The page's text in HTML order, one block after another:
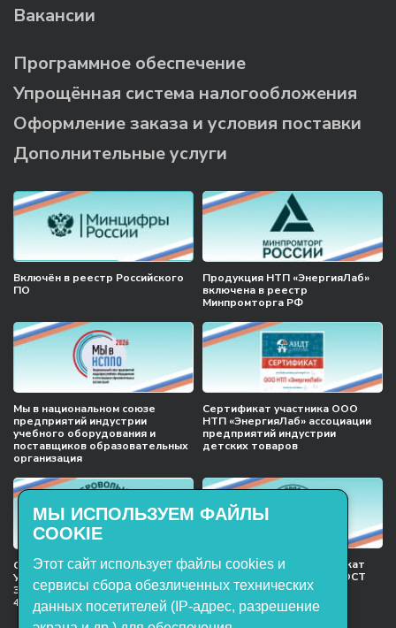
Вакансии
Программное обеспечение
Упрощённая система налогообложения
Оформление заказа и условия поставки
Дополнительные услуги
Включён в реестр Российского
ПО
Продукция НТП «ЭнергияЛаб»
включена в реестр
Минпромторга РФ
Мы в национальном союзе
предприятий индустрии
учебного оборудования и
поставщиков образовательных
организация
Сертификат участника ООО
НТП «ЭнергияЛаб» ассоциации
предприятий индустрии
детских товаров
Сертификат соответствия
Учебное оборудование, марки
ЭнергияЛаб ТУ 32.99.53–001–
47627947–2021 Серийный выпуск
Международный сертификат
менеджмента качества ГОСТ
ISO 9001:2015
МЫ ИСПОЛЬЗУЕМ ФАЙЛЫ
COOKIE
Этот сайт использует файлы cookies и
сервисы сбора обезличенных технических
данных посетителей (IP-адрес, разрешение